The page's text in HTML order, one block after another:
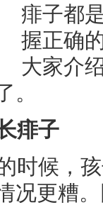
痱子都
握正确
大家介
。
痱子
时候，
况更糟